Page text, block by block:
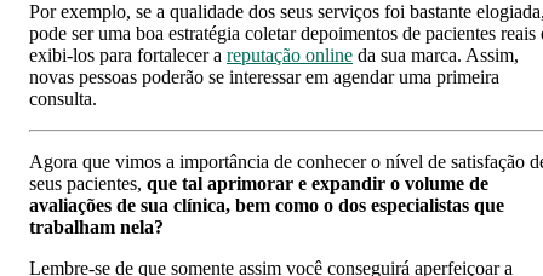
Por exemplo, se a qualidade dos seus serviços foi bastante
pode ser uma boa estratégia coletar depoimentos de pacientes reais
exibi-los para fortalecer a reputação online da sua marca. Assim,
novas pessoas poderão se interessar em agendar uma primeira
consulta.
Agora que vimos a importância de conhecer o nível de satisfação
seus pacientes, que tal aprimorar e expandir o volume de
avaliações de sua clínica, bem como o dos especialistas que
trabalham nela?
Lembre-se de que somente assim você conseguirá aperfeiçoar a